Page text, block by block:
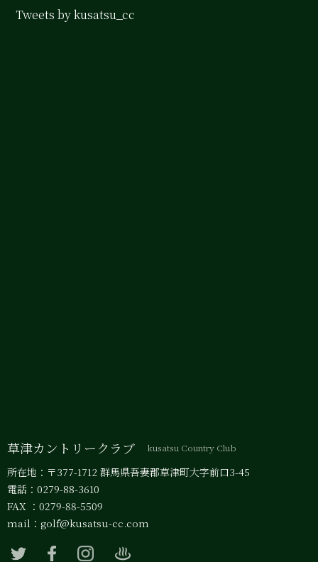
Tweets by kusatsu_cc
草津カントリークラブ kusatsu Country Club
所在地：〒377-1712 群馬県吾妻郡草津町大字前口3-45
電話：0279-88-3610
FAX ：0279-88-5509
mail： golf@kusatsu-cc.com